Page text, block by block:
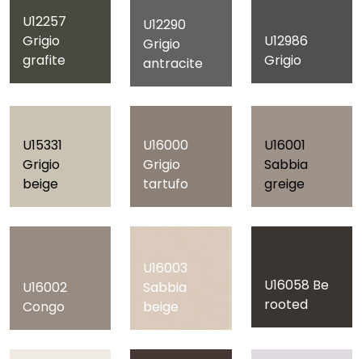
U12257
Grigio
grafite
U12290
Grigio
antracite
U12986
Grigio
U15331
Grigio
beige
U16000
Grigio
tartufo
U16001
Sabbia
greige
U16002
Congo
U16003
Sabbia
beige
U16058 Be
rooted